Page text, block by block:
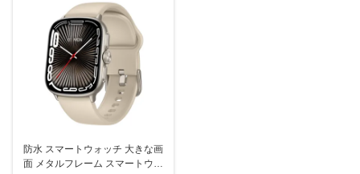
防水 スマートウォッチ 大きな画
面 メタルフレーム スマートウォ